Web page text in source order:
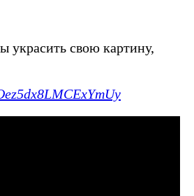
украсить свою картину,